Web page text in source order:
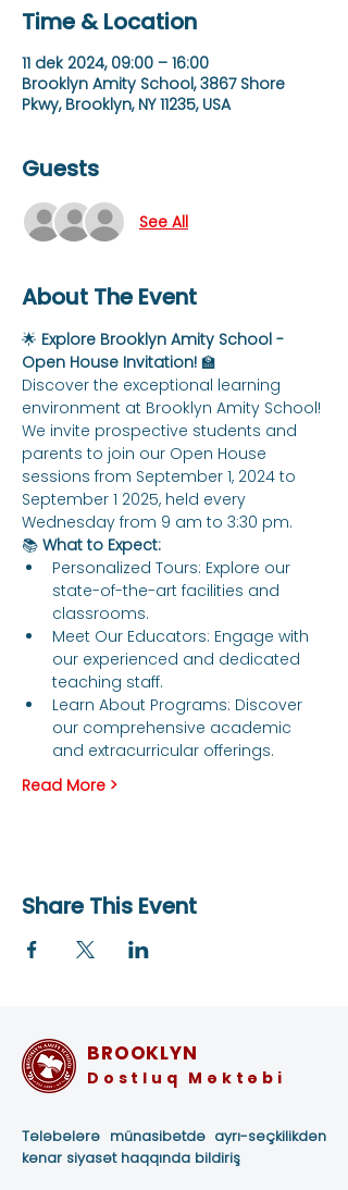
Time & Location
11 dek 2024, 09:00 – 16:00
Brooklyn Amity School, 3867 Shore
Pkwy, Brooklyn, NY 11235, USA
Guests
See All
About The Event
🌟 Explore Brooklyn Amity School -
Open House Invitation! 🏫
Discover the exceptional learning
environment at Brooklyn Amity School!
We invite prospective students and
parents to join our Open House
sessions from September 1, 2024 to
September 1 2025, held every
Wednesday from 9 am to 3:30 pm.
📚 What to Expect:
Personalized Tours: Explore our
state-of-the-art facilities and
classrooms.
Meet Our Educators: Engage with
our experienced and dedicated
teaching staff.
Learn About Programs: Discover
our comprehensive academic
and extracurricular offerings.
Read More >
Share This Event
BROOKLYN
Dostluq Məktəbi
Tələbələrə münasibətdə ayrı-seçkilikdən
kənar siyasət haqqında bildiriş